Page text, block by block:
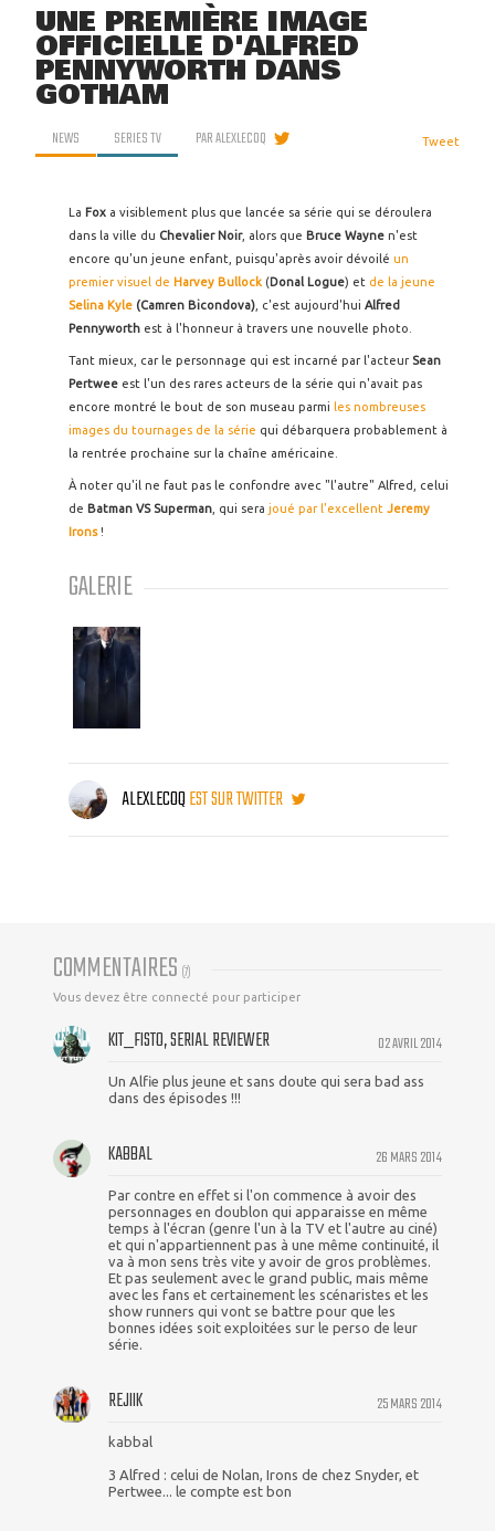
UNE PREMIÈRE IMAGE
OFFICIELLE D'ALFRED
PENNYWORTH DANS
GOTHAM
NEWS SERIES TV PARALEXLECOQ Tweet
La Fox a visiblement plus que lancée sa série qui se déroulera
dans la ville du Chevalier Noir, alors que Bruce Wayne n'est
encore qu'un jeune enfant, puisqu'après avoir dévoilé un
premier visuel de Harvey Bullock (Donal Logue) et de la jeune
Selina Kyle (Camren Bicondova) , c'est aujourd'hui Alfred
Pennyworth est à l'honneur à travers une nouvelle photo.
Tant mieux, car le personnage qui est incarné par l'acteur Sean
Pertwee est l'un des rares acteurs de la série qui n'avait pas
encore montré le bout de son museau parmi les nombreuses
images du tournages de la série qui débarquera probablement à
la rentrée prochaine sur la chaîne américaine.
À noter qu'il ne faut pas le confondre avec "l'autre" Alfred, celui
de Batman VS Superman , qui sera joué par l'excellent Jeremy
Irons !
GALERIE
ALEXLECOQEST SUR TWITTER
COMMENTAIRES (7)
Vous devez être connecté pour participer
02 AVRIL 2014
KIT_FISTO, SERIAL REVIEWER
Un Alfie plus jeune et sans doute qui sera bad ass
dans des épisodes !!!
26 MARS 2014
KABBAL
Par contre en effet si l'on commence à avoir des
personnages en doublon qui apparaisse en même
temps à l'écran (genre l'un à la TV et l'autre au ciné)
et qui n'appartiennent pas à une même continuité, il
va à mon sens très vite y avoir de gros problèmes.
Et pas seulement avec le grand public, mais même
avec les fans et certainement les scénaristes et les
show runners qui vont se battre pour que les
bonnes idées soit exploitées sur le perso de leur
série.
25 MARS 2014
REJIIK
kabbal
3 Alfred : celui de Nolan, Irons de chez Snyder, et
Pertwee... le compte est bon